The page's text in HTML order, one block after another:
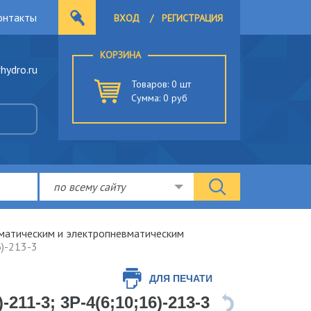
ВХОД / РЕГИСТРАЦИЯ
КОРЗИНА
Товаров: 0 шт
Сумма: 0 руб
по всему сайту
и электропневматическим
213-3
ДЛЯ ПЕЧАТИ
3; 3Р-4(6;10;16)-213-3